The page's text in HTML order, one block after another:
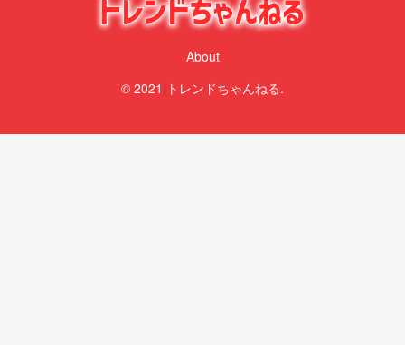
About
© 2021 トレンドちゃんねる.